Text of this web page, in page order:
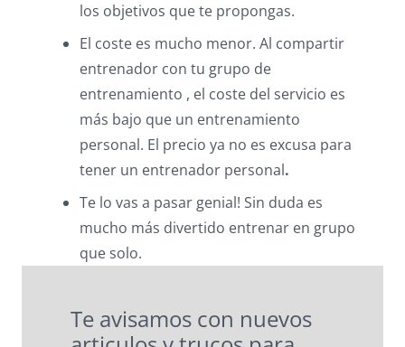
los objetivos que te propongas.
El coste es mucho menor. Al compartir
entrenador con tu grupo de
entrenamiento , el coste del servicio es
más bajo que un entrenamiento
personal. El precio ya no es excusa para
tener un entrenador personal.
Te lo vas a pasar genial! Sin duda es
mucho más divertido entrenar en grupo
que solo.
Te avisamos con nuevos